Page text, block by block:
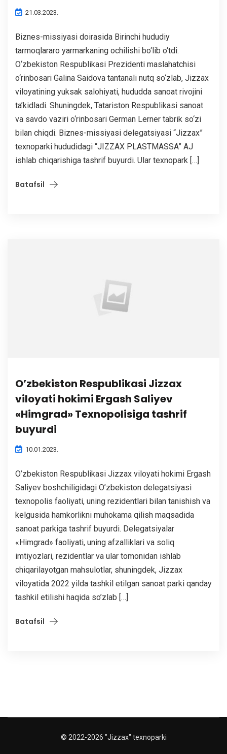
21.03.2023.
Biznes-missiyasi doirasida Birinchi hududiy
tarmoqlararo yarmarkaning ochilishi bo‘lib o‘tdi.
O‘zbekiston Respublikasi Prezidenti maslahatchisi
o‘rinbosari Galina Saidova tantanali nutq so‘zlab, Jizzax
viloyatining yuksak salohiyati, hududda sanoat rivojini
ta’kidladi. Shuningdek, Tatariston Respublikasi sanoat
va savdo vaziri o‘rinbosari German Lerner tabrik so‘zi
bilan chiqdi. Biznes-missiyasi delegatsiyasi “Jizzax”
texnoparki hududidagi “JIZZAX PLASTMASSA” AJ
ishlab chiqarishiga tashrif buyurdi. Ular texnopark […]
Batafsil
O’zbekiston Respublikasi Jizzax
viloyati hokimi Ergash Saliyev
«Himgrad» Texnopolisiga tashrif
buyurdi
10.01.2023.
O’zbekiston Respublikasi Jizzax viloyati hokimi Ergash
Saliyev boshchiligidagi O’zbekiston delegatsiyasi
texnopolis faoliyati, uning rezidentlari bilan tanishish va
kelgusida hamkorlikni muhokama qilish maqsadida
sanoat parkiga tashrif buyurdi. Delegatsiyalar
«Himgrad» faoliyati, uning afzalliklari va soliq
imtiyozlari, rezidentlar va ular tomonidan ishlab
chiqarilayotgan mahsulotlar, shuningdek, Jizzax
viloyatida 2022 yilda tashkil etilgan sanoat parki qanday
tashkil etilishi haqida so’zlab […]
Batafsil
© 2022-2026 "Jizzax" texnoparki